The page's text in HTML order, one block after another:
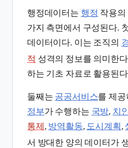
행정데이터는 행정 작용의
가지 측면에서 구성된다.
데이터이다. 이는 조직의
적 성격의 정보를 의미한
하는 기초 자료로 활용된
둘째는 공공서비스를 제
정부가 수행하는 국방, 치
통제 , 방역활동, 도시계획,
서 방대한 양의 데이터가